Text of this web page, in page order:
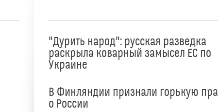
"Дурить народ": русская разведка
раскрыла коварный замысел ЕС по
Украине
В Финляндии признали горькую
о России